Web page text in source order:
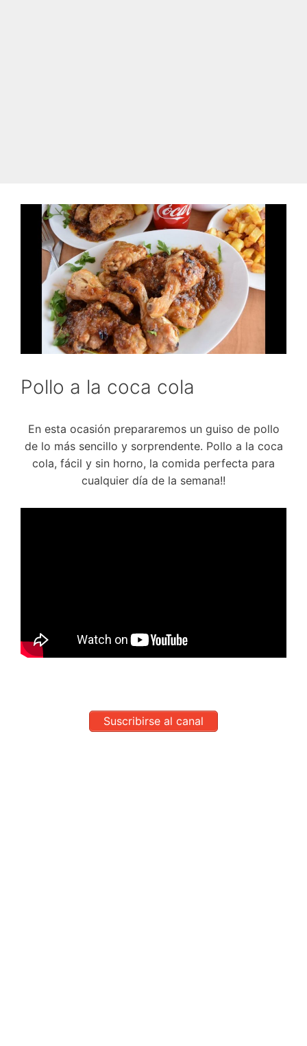
Pollo a la coca cola
En esta ocasión prepararemos un guiso de pollo
de lo más sencillo y sorprendente. Pollo a la coca
cola, fácil y sin horno, la comida perfecta para
cualquier día de la semana!!
Suscribirse al canal